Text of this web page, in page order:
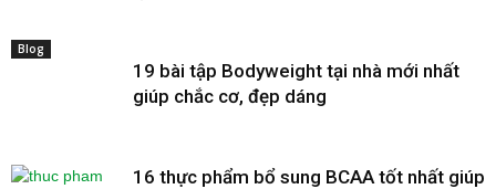
Blog
19 bài tập Bodyweight tại nhà mới nhất
giúp chắc cơ, đẹp dáng
16 thực phẩm bổ sung BCAA tốt nhất giúp